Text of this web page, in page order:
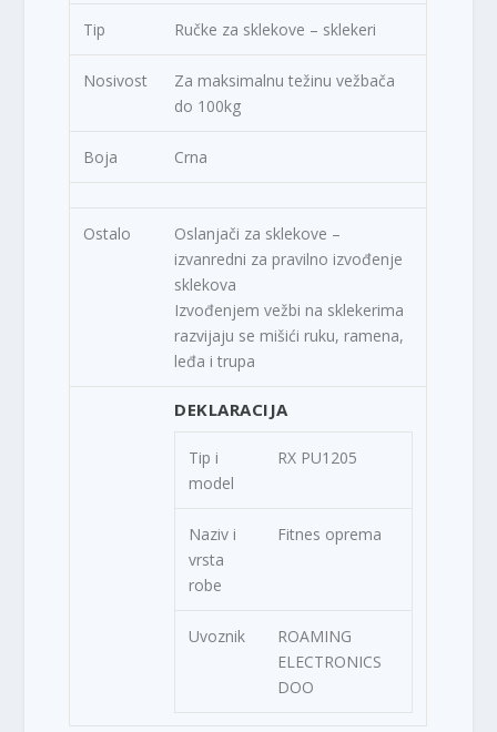
Tip Ručke za sklekove – sklekeri
Nosivost
Za maksimalnu težinu vežbača
do 100kg
Boja Crna
Ostalo
Oslanjači za sklekove –
izvanredni za pravilno izvođenje
sklekova
Izvođenjem vežbi na sklekerima
razvijaju se mišići ruku, ramena,
leđa i trupa
DEKLARACIJA
Tip i
model
RX PU1205
Naziv i
vrsta
robe
Fitnes oprema
Uvoznik
ROAMING
ELECTRONICS
DOO